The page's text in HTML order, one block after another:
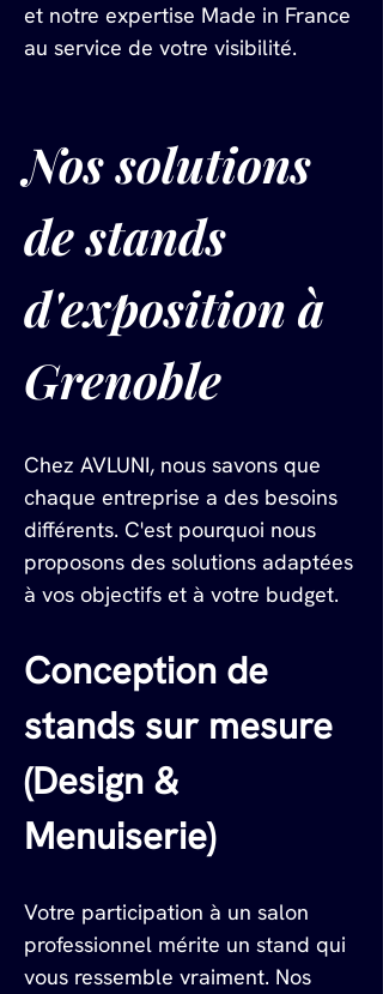
et notre expertise Made in France
au service de votre visibilité.
Nos solutions
de stands
d'exposition à
Grenoble
Chez AVLUNI, nous savons que
chaque entreprise a des besoins
différents. C'est pourquoi nous
proposons des solutions adaptées
à vos objectifs et à votre budget.
Conception de
stands sur mesure
(Design &
Menuiserie)
Votre participation à un salon
professionnel mérite un stand qui
vous ressemble vraiment. Nos